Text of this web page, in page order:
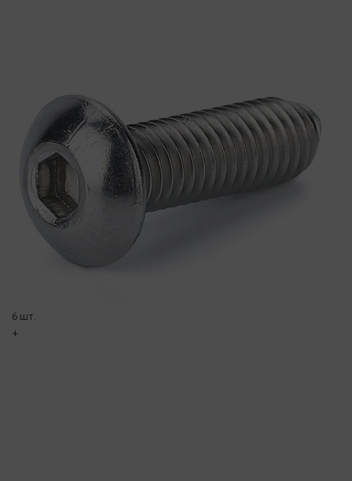
6 шт.
+